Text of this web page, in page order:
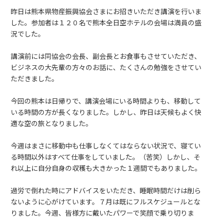
昨日は熊本県物産振興協会さまにお招きいただき講演を行いま
した。参加者は１２０名で熊本全日空ホテルの会場は満員の盛
況でした。
講演前には同協会の会長、副会長とお食事もさせていただき、
ビジネスの大先輩の方々のお話に、たくさんの勉強をさせてい
ただきました。
今回の熊本は日帰りで、講演会場にいる時間よりも、移動して
いる時間の方が長くなりました。しかし、昨日は天候もよく快
適な空の旅となりました。
今週はまさに移動中も仕事しなくてはならない状況で、寝てい
る時間以外はすべて仕事をしていました。（苦笑）しかし、そ
れ以上に自分自身の収穫も大きかった１週間でもありました。
過労で倒れた時にアドバイスをいただき、睡眠時間だけは削ら
ないように心がけています。７月は既にフルスケジュールとな
りました。今週、皆様方に戴いたパワーで笑顔で乗り切りま